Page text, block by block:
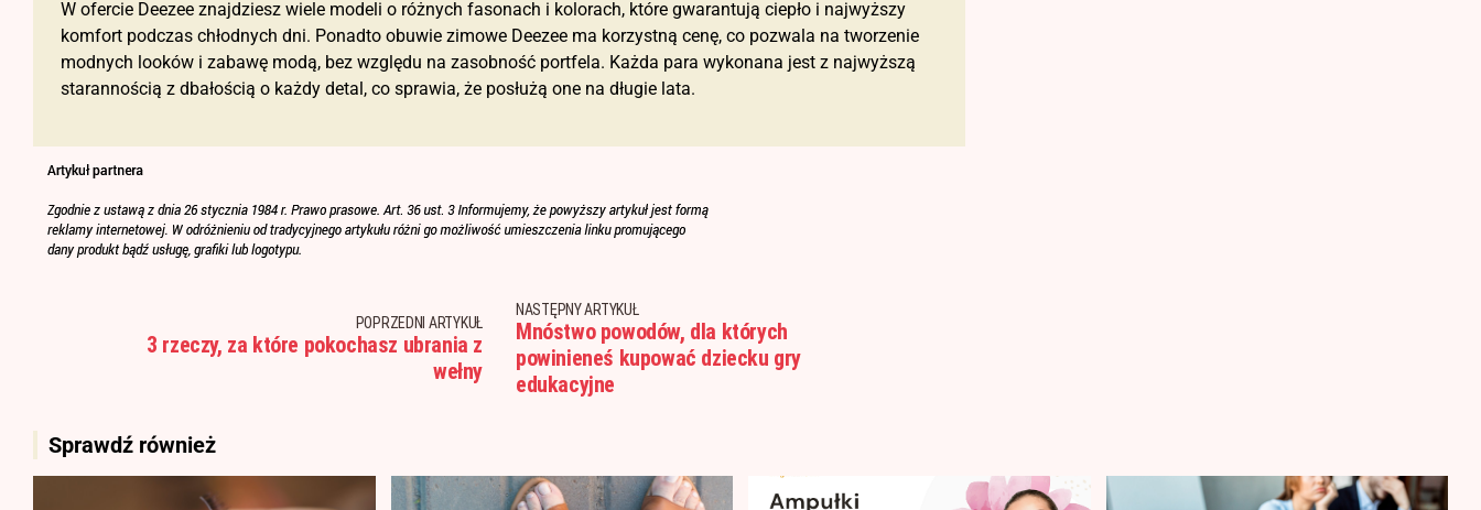
W ofercie Deezee znajdziesz wiele modeli o różnych fasonach i kolorach, które gwarantują ciepło i najwyższy
komfort podczas chłodnych dni. Ponadto obuwie zimowe Deezee ma korzystną cenę, co pozwala na tworzenie
modnych looków i zabawę modą, bez względu na zasobność portfela. Każda para wykonana jest z najwyższą
starannością z dbałością o każdy detal, co sprawia, że posłużą one na długie lata.
POPRZEDNI ARTYKUŁ
3 rzeczy, za które pokochasz ubrania z
wełny
NASTĘPNY ARTYKUŁ
Mnóstwo powodów, dla których
powinieneś kupować dziecku gry
edukacyjne
Sprawdź również